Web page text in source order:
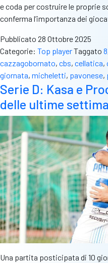
e coda per costruire le proprie
conferma l’importanza dei
Pubblicato 28 Ottobre 2025
Categorie: Top playerTaggato 8
cazzagobornato, cbs, cellatica,
giornata, micheletti, pavonese,
Serie D: Kasa e
delle ultime
Una partita posticipata di 10